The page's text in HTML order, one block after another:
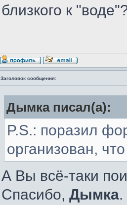
близкого к
Заголовок сообщения:
Дымка писал(а):
P.S.: поразил
организован,
А Вы всё-таки
Спасибо, Дымка